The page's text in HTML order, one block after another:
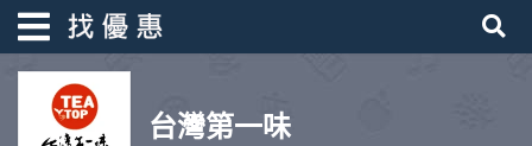
台灣第一味
找優惠